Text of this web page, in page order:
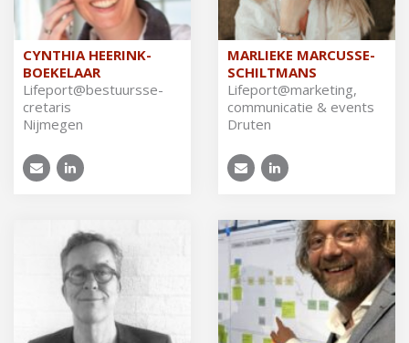
CYNTHIA HEERINK-
BOEKELAAR
Li­fe­port@be­stuurs­se­
cre­ta­ris
Nijmegen
MARLIEKE MARCUSSE-
SCHILTMANS
Li­fe­port@mar­ke­ting,
com­mu­ni­ca­tie & events
Druten